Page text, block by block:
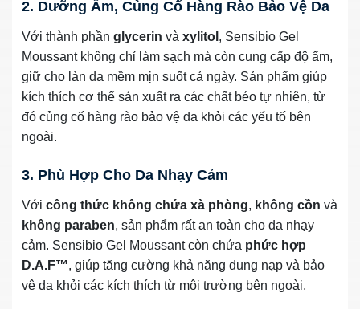
2. Dưỡng Ẩm, Củng Cố Hàng Rào Bảo Vệ Da
Với thành phần glycerin và xylitol , Sensibio Gel
Moussant không chỉ làm sạch mà còn cung cấp độ ẩm,
giữ cho làn da mềm mịn suốt cả ngày. Sản phẩm giúp
kích thích cơ thể sản xuất ra các chất béo tự nhiên, từ
đó củng cố hàng rào bảo vệ da khỏi các yếu tố bên
ngoài.
3. Phù Hợp Cho Da Nhạy Cảm
Với công thức không chứa xà phòng, không cồn và
không paraben, sản phẩm rất an toàn cho da nhạy
cảm. Sensibio Gel Moussant còn chứa phức hợp
D.A.F™, giúp tăng cường khả năng dung nạp và bảo
vệ da khỏi các kích thích từ môi trường bên ngoài.